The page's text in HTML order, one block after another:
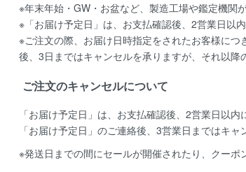
※年末年始・GW・お盆など、製造工場や鑑定機関
※「お届け予定日」は、お支払確認後、2営業日以
※ご注文の際、お届け日時指定をされたお客様に
後、3日まではキャンセルを承りますが、それ以
ご注文のキャンセルについて
「お届け予定日」は、お支払確認後、 2営業日以内
「お届け予定日」のご連絡後、 3営業日まではキャ
※発送日までの間にセールが開催されたり、クー